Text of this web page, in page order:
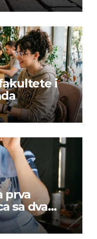
i
prva
sa dva
mestu u
godini